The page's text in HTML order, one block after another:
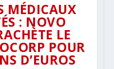
MÉDICAUX
: NOVO
LE
POUR
D’EUROS